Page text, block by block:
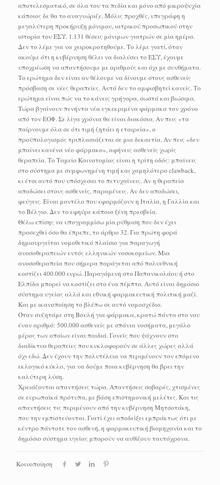
αποτελεσματικό, σε όλα του τα πεδία και μόνο από μικροψυχία
κάποιος δε θα το αναγνώριζε. Μόλις προχθές, υπεγράφη η
μεγαλύτερη προκήρυξη μόνιμου, ιατρικού προσωπικού στην
ιστορία του ΕΣΥ. 1.131 θέσεις μόνιμων γιατρών σε μία ημέρα.
Δεν το λέμε για να χειροκροτηθούμε. Το λέμε γιατί, όταν
ακούμε ότι η κυβέρνηση θέλει να διαλύσει το ΕΣΥ, έχουμε
υποχρέωση να απαντήσουμε με αριθμούς και όχι με συνθήματα.
Το ερώτημα δεν είναι αν θέλουμε να δίνουμε στους ασθενείς
πρόσβαση σε νέες θεραπείες. Αυτό δεν το αμφισβητεί κανείς. Το
ερώτημα είναι πώς να το κάνεις γρήγορα, σωστά και βιώσιμα.
Τώρα βγαίνουν πενήντα νέα εγκεκριμένα φάρμακα τον χρόνο
από τον ΕΟΦ. Σε λίγα χρόνια θα είναι διακόσια. Αν πεις «τα
παίρνουμε όλα σε ότι τιμή ζητάει η εταιρεία», ο
προϋπολογισμός τριπλασιάζεται σε μια δεκαετία. Αν πεις «δεν
μπαίνει κανένα νέο φάρμακο», αφήνεις ασθενείς χωρίς
θεραπεία. Το Ταμείο Καινοτομίας είναι η τρίτη οδός: μπαίνεις
στο σύστημα με συμφωνημένη τιμή και χαμηλότερο clawback,
κι έτσι αυτό που υπόσχεσαι το πετυχαίνεις. Αν η θεραπεία
αποδώσει στους ασθενείς, παραμένεις. Αν δεν αποδώσει,
φεύγεις. Είναι μοντέλο που εφαρμόζουν η Ιταλία, η Γαλλία και
το Βέλγιο. Δεν το εφηύρε κάποια ξένη πρεσβεία.
Θέλω επίσης να υπογραμμίσω μία ρύθμιση που δεν έχει
προσεχθεί όσο θα έπρεπε, το άρθρο 32. Για πρώτη φορά
δημιουργείται νομοθετικό πλαίσιο για παραγωγή
ανοσοθεραπειών εντός ελληνικών νοσοκομείων. Μια
ανοσοθεραπεία που σήμερα παράγεται από πολυεθνική
κοστίζει 400.000 ευρώ. Παραγόμενη στο Παπανικολάου ή στο
Ελπίδα μπορεί να κοστίζει στο ένα πέμπτο. Αυτό είναι δημόσιο
σύστημα υγείας αλλά και εθνική φαρμακευτική πολιτική μαζί.
Και με ικανοποίηση το βλέπω σε αυτό νομοσχέδιο.
Όταν συζητάμε στη Βουλή για φάρμακα, κρατώ πάντα στο νου
έναν αριθμό: 500.000 ασθενείς με σπάνια νοσήματα, μεγάλο
μέρος των οποίων είναι παιδιά. Γονείς που ψάχνουν στο
διαδίκτυο θεραπείες που κυκλοφορούν σε άλλες χώρες αλλά
όχι εδώ. Δεν έχουν την πολυτέλεια να περιμένουν τον επόμενο
εκλογικό κύκλο, για να δούμε ποια κυβέρνηση θα βρει την
καλύτερη λύση.
Χρειάζονται απαντήσεις τώρα. Απαντήσεις σοβαρές, χτισμένες
σε ευρωπαϊκά πρότυπα, με βάση επιστημονική μελέτες. Και τις
απαντήσεις τις περιμένουν από την κυβέρνηση Μητσοτάκη,
που την εμπιστεύονται. Γιατί έχει αποδείξει εμπράκτως ότι με
κέντρο πάντοτε τον ασθενή, η φαρμακευτική βιομηχανία και το
δημόσιο σύστημα υγείας μπορούν να ανθίζουν ταυτόχρονα.
Κοινοποίηση